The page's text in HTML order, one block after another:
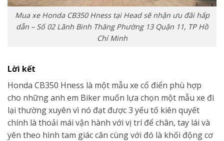
Mua xe Honda CB350 Hness tại Head sẽ nhận ưu đãi hấp
dẫn – Số 02 Lãnh Binh Thăng Phường 13 Quận 11, TP Hồ
Chí Minh
Lời kết
Honda CB350 Hness là một mẫu xe cổ điển phù hợp
cho những anh em Biker muốn lựa chọn một mẫu xe đi
lại thường xuyên vì nó đạt được 3 yếu tố kiên quyết
chính là thoải mái vận hành với vị trí để chân, tay lái và
yên theo hình tam giác cân cùng với đó là khối động cơ